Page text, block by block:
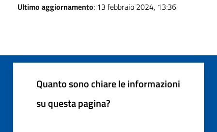
Ultimo aggiornamento: 13 febbraio 2024, 13:36
Quanto sono chiare le informazioni
su questa pagina?